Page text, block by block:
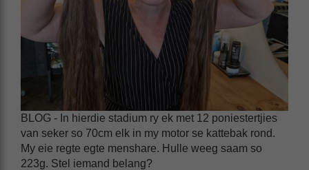
BLOG - In hierdie stadium ry ek met 12 poniestertjies
van seker so 70cm elk in my motor se kattebak rond.
My eie regte egte menshare. Hulle weeg saam so
223g. Stel iemand belang?